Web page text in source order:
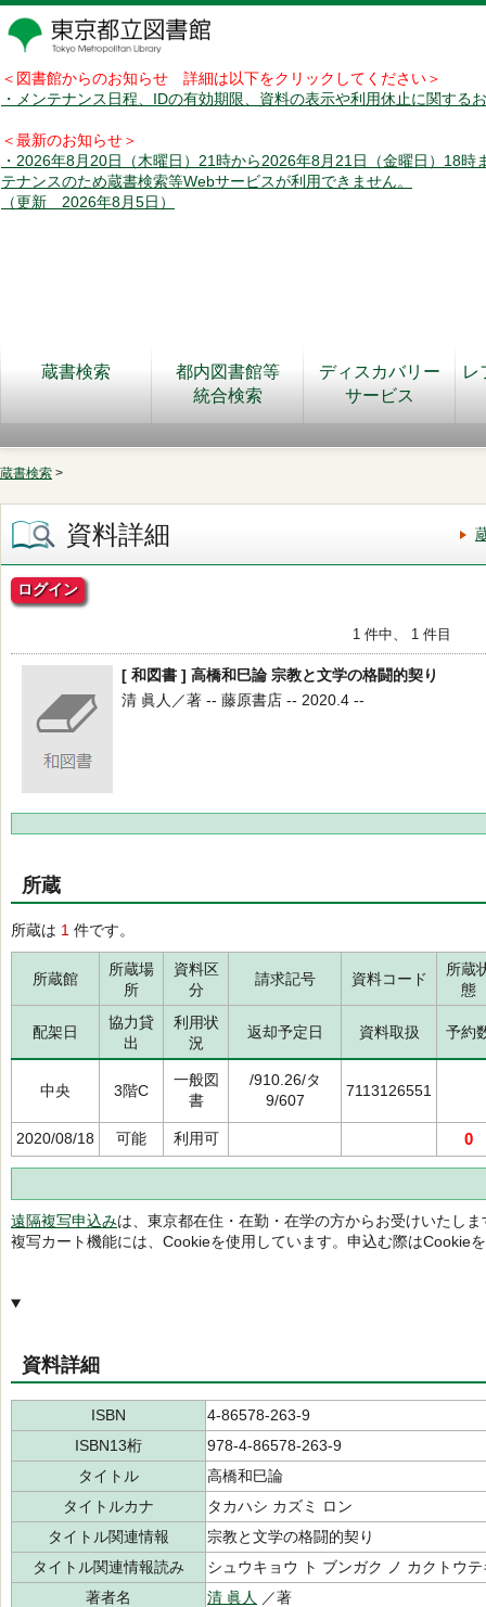
＜図書館からのお知らせ 詳細は以下をクリックしてください＞
・メンテナンス日程、IDの有効期限、資料の表示や利用休止に関する
＜最新のお知らせ＞
・2026年8月20日（木曜日）21時から2026年8月21日（金曜日）18時
テナンスのため蔵書検索等Webサービスが利用できません。
（更新 2026年8月5日）
蔵書検索
都内図書館等
統合検索
ディスカバリー
サービス
レ
蔵書検索 >
資料詳細
ログイン
1 件中、 1 件目
[ 和図書 ] 高橋和巳論 宗教と文学の格闘的契り
清 眞人／著 -- 藤原書店 -- 2020.4 --
所蔵
所蔵は 1 件です。
所蔵館
所蔵場
所
資料区
分
請求記号 資料コード
所蔵
態
配架日
協力貸
出
利用状
況
返却予定日 資料取扱 予約
中央 3階C
一般図
書
/910.26/タ
9/607
7113126551
2020/08/18 可能 利用可 0
遠隔複写申込みは、東京都在住・在勤・在学の方からお受けいたしま
複写カート機能には、Cookieを使用しています。申込む際はCookie
資料詳細
ISBN
4-86578-263-9
ISBN13桁
978-4-86578-263-9
タイトル
高橋和巳論
タイトルカナ
タカハシ カズミ ロン
タイトル関連情報
宗教と文学の格闘的契り
タイトル関連情報読み
シュウキョウ ト ブンガク ノ カクトウ
著者名
清 眞人
／著